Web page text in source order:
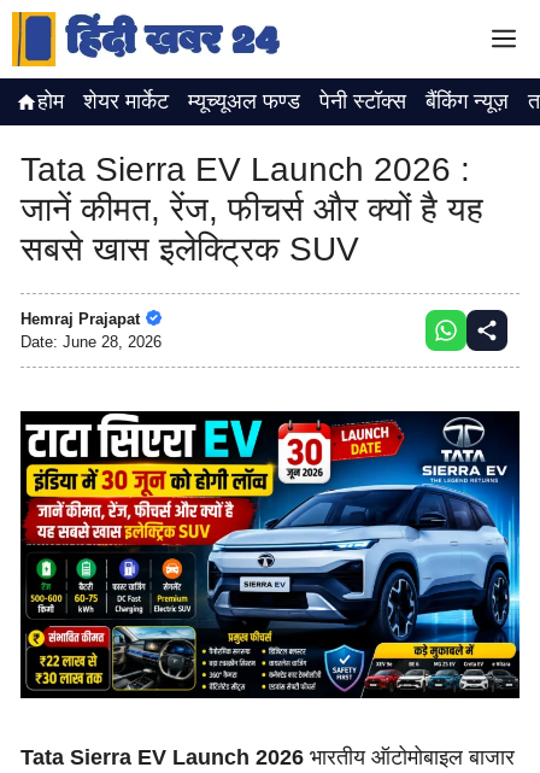
Skip
content
होम शेयर मार्केट म्यूच्यूअल फण्ड पेनी स्टॉक्स बैंकिंग न्यूज़
Tata Sierra EV Launch 2026 :
जानें कीमत, रेंज, फीचर्स और क्यों है यह
सबसे खास इलेक्ट्रिक SUV
Hemraj Prajapat
Date: June 28, 2026
Tata Sierra EV Launch 2026 भारतीय ऑटोमोबाइल बाजार